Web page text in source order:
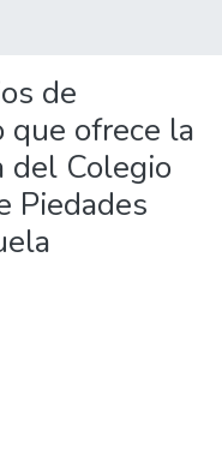
de
que ofrece la
del Colegio
Piedades